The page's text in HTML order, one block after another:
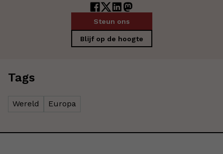
Steun ons
Blijf op de hoogte
Tags
Wereld Europa